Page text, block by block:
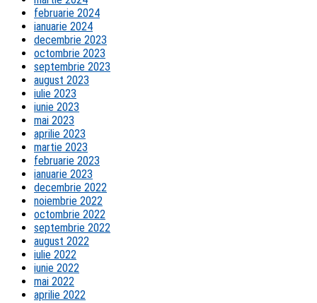
februarie 2024
ianuarie 2024
decembrie 2023
octombrie 2023
septembrie 2023
august 2023
iulie 2023
iunie 2023
mai 2023
aprilie 2023
martie 2023
februarie 2023
ianuarie 2023
decembrie 2022
noiembrie 2022
octombrie 2022
septembrie 2022
august 2022
iulie 2022
iunie 2022
mai 2022
aprilie 2022